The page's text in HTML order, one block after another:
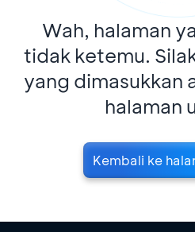
Wah, halaman
tidak ketemu.
yang dimasukkan
halaman
Kembali ke